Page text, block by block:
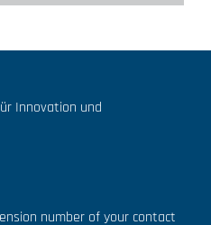
Innovation und
number of your contact